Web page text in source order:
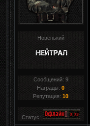
Новенький
Сообщений: 9
Награды:0
Репутация:10
Статус: